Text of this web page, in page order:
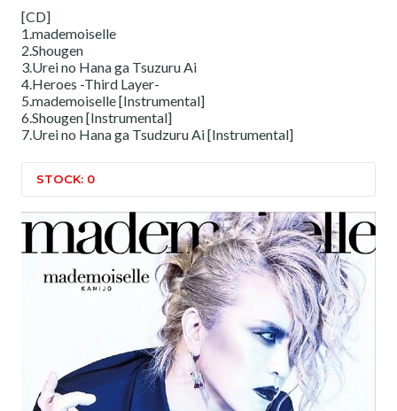
[CD]
1.mademoiselle
2.Shougen
3.Urei no Hana ga Tsuzuru Ai
4.Heroes -Third Layer-
5.mademoiselle [Instrumental]
6.Shougen [Instrumental]
7.Urei no Hana ga Tsudzuru Ai [Instrumental]
STOCK: 0